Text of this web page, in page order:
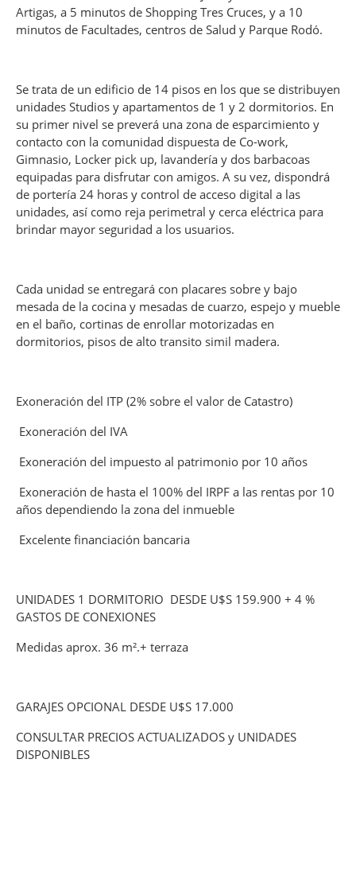
Artigas, a 5 minutos de Shopping Tres Cruces, y a 10
minutos de Facultades, centros de Salud y Parque Rodó.
Se trata de un edificio de 14 pisos en los que se distribuyen
unidades Studios y apartamentos de 1 y 2 dormitorios. En
su primer nivel se preverá una zona de esparcimiento y
contacto con la comunidad dispuesta de Co-work,
Gimnasio, Locker pick up, lavandería y dos barbacoas
equipadas para disfrutar con amigos. A su vez, dispondrá
de portería 24 horas y control de acceso digital a las
unidades, así como reja perimetral y cerca eléctrica para
brindar mayor seguridad a los usuarios.
Cada unidad se entregará con placares sobre y bajo
mesada de la cocina y mesadas de cuarzo, espejo y mueble
en el baño, cortinas de enrollar motorizadas en
dormitorios, pisos de alto transito simil madera.
Exoneración del ITP (2% sobre el valor de Catastro)
Exoneración del IVA
Exoneración del impuesto al patrimonio por 10 años
Exoneración de hasta el 100% del IRPF a las rentas por 10
años dependiendo la zona del inmueble
Excelente financiación bancaria
UNIDADES 1 DORMITORIO DESDE U$S 159.900 + 4 %
GASTOS DE CONEXIONES
Medidas aprox. 36 m².+ terraza
GARAJES OPCIONAL DESDE U$S 17.000
CONSULTAR PRECIOS ACTUALIZADOS y UNIDADES
DISPONIBLES